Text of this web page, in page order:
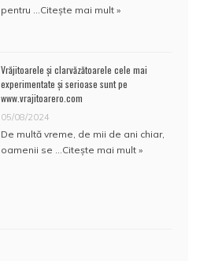
pentru …Citește mai mult »
Vrăjitoarele și clarvăzătoarele cele mai
experimentate și serioase sunt pe
www.vrajitoarero.com
05/08/2024
De multă vreme, de mii de ani chiar,
oamenii se …Citește mai mult »